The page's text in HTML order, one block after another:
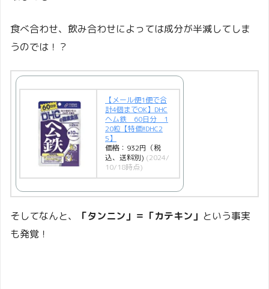
食べ合わせ、飲み合わせによっては成分が半減してしま
うのでは！？
【メール便1便で合
計4個までOK】DHC
ヘム鉄 60日分 1
20粒【特価!!DHC2
5】
価格：932円（税
込、送料別) (2024/
10/18時点)
そしてなんと、 「タンニン」＝「カテキン」 という事実
も発覚！